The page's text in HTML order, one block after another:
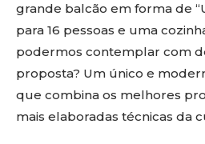
grande balcão em forma de
para 16 pessoas e uma
podermos contemplar com
proposta? Um único e
que combina os melhores
mais elaboradas técnicas da